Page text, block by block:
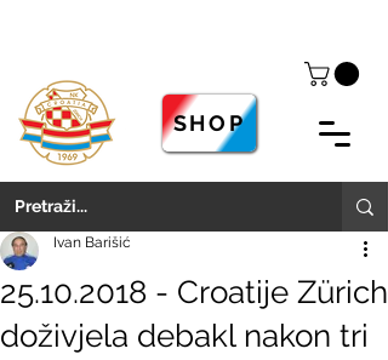
SHOP
25.10.2018 - Croatije Zürich
doživjela debakl nakon tri
Ivan Barišić